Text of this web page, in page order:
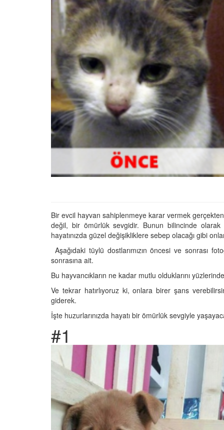
Bir evcil hayvan sahiplenmeye karar vermek
değil, bir ömürlük sevgidir. Bunun bilincinde
hayatınızda güzel değişikliklere sebep olacağı gibi
Aşağıdaki tüylü dostlarımızın öncesi ve sonrası
sonrasına ait.
Bu hayvancıkların ne kadar mutlu olduklarını
Ve tekrar hatırlıyoruz ki, onlara birer şans
giderek.
İşte huzurlarınızda hayatı bir ömürlük sevgiyle
#1
Köpeklerle İlgili Ünlü
Atasözleri
03.04.2024
İzmir’deki Hayvan
22.05.2020
Ankara’daki Hayvan
22.05.2020
Köpeğim Su İçmiyor,
Su İçmeme Sebepleri
Neler
Niyetli İnsanları
Boş Duvara
Köpeklerden
Rehber ve Korunma
23.10.2025
Köpeklerinin
Tarihte Askeri
Görevleri: Savaş
Dört Ayaklı
19.10.2025
Köpek Sağlığı:
Kulak İltihabı: